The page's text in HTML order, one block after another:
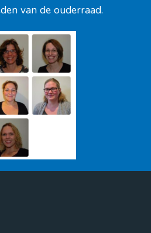
van de ouderraad.